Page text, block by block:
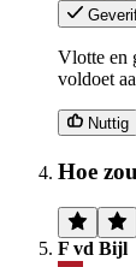
Vlotte en
voldoet
Nuttig
Hoe
F vd Bijl